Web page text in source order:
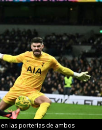
las porterías de ambos